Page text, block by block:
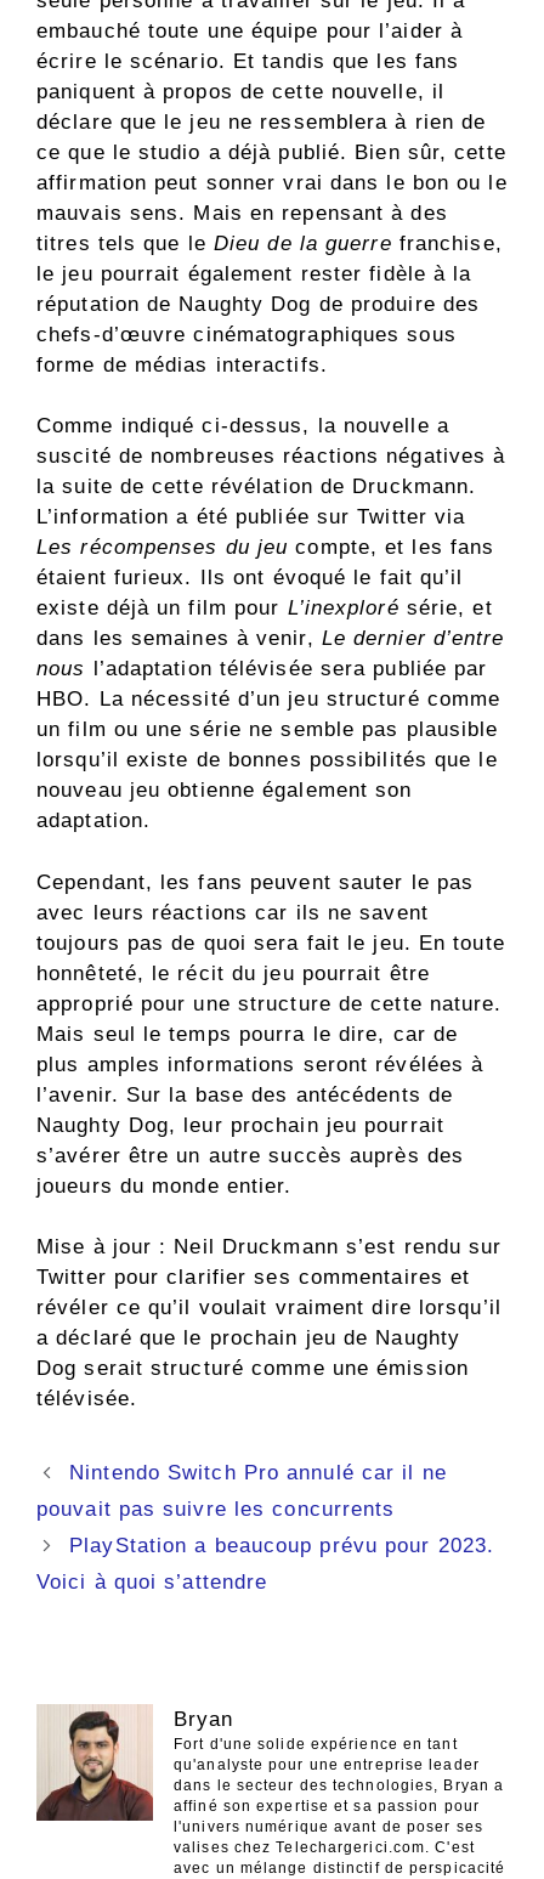
embauché toute une équipe pour l’aider à
écrire le scénario. Et tandis que les fans
paniquent à propos de cette nouvelle, il
déclare que le jeu ne ressemblera à rien de
ce que le studio a déjà publié. Bien sûr, cette
affirmation peut sonner vrai dans le bon ou le
mauvais sens. Mais en repensant à des
titres tels que le Dieu de la guerre franchise,
le jeu pourrait également rester fidèle à la
réputation de Naughty Dog de produire des
chefs-d’œuvre cinématographiques sous
forme de médias interactifs.
Comme indiqué ci-dessus, la nouvelle a
suscité de nombreuses réactions négatives à
la suite de cette révélation de Druckmann.
L’information a été publiée sur Twitter via
Les récompenses du jeu compte, et les fans
étaient furieux. Ils ont évoqué le fait qu’il
existe déjà un film pour L’inexploré série, et
dans les semaines à venir, Le dernier d’entre
nous
l’adaptation télévisée sera publiée par
HBO. La nécessité d’un jeu structuré comme
un film ou une série ne semble pas plausible
lorsqu’il existe de bonnes possibilités que le
nouveau jeu obtienne également son
adaptation.
Cependant, les fans peuvent sauter le pas
avec leurs réactions car ils ne savent
toujours pas de quoi sera fait le jeu. En toute
honnêteté, le récit du jeu pourrait être
approprié pour une structure de cette nature.
Mais seul le temps pourra le dire, car de
plus amples informations seront révélées à
l’avenir. Sur la base des antécédents de
Naughty Dog, leur prochain jeu pourrait
s’avérer être un autre succès auprès des
joueurs du monde entier.
Mise à jour : Neil Druckmann s’est rendu sur
Twitter pour clarifier ses commentaires et
révéler ce qu’il voulait vraiment dire lorsqu’il
a déclaré que le prochain jeu de Naughty
Dog serait structuré comme une émission
télévisée.
Navigation
des
Nintendo Switch Pro annulé car il ne
pouvait pas suivre les concurrents
PlayStation a beaucoup prévu pour 2023.
Voici à quoi s’attendre
Bryan
Fort d'une solide expérience en tant
qu'analyste pour une entreprise leader
dans le secteur des technologies, Bryan a
affiné son expertise et sa passion pour
l'univers numérique avant de poser ses
valises chez Telechargerici.com. C'est
avec un mélange distinctif de perspicacité